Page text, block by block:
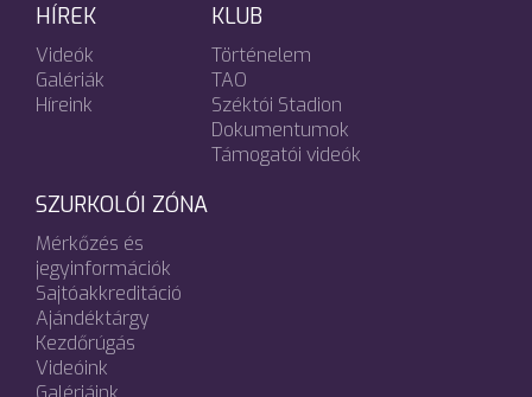
HÍREK
Videók
Galériák
Híreink
KLUB
Történelem
TAO
Széktói Stadion
Dokumentumok
Támogatói videók
SZURKOLÓI ZÓNA
Mérkőzés és
jegyinformációk
Sajtóakkreditáció
Ajándéktárgy
Kezdőrúgás
Videóink